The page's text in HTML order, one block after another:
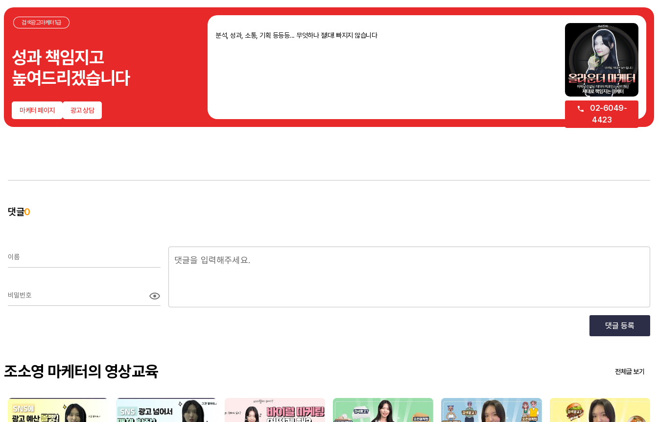
검색광고마케터1급
성과 책임지고
높여드리겠습니다
마케터 페이지 광고 상담
분석, 성과, 소통, 기획 등등등... 무엇하나 절!대! 빠지지 않습니다
02-6049-
4423
댓글0
이름
비밀번호
댓글 등록
조소영 마케터의 영상교육 전체글 보기